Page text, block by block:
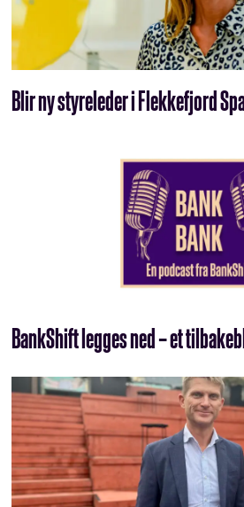
Blir ny styreleder i Flekkefjord
BankShift legges ned – et